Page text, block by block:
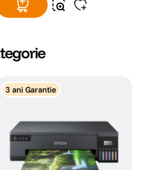
3 ani Garantie